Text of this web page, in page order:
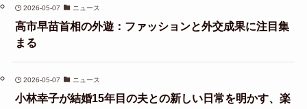
2026-05-07 ニュース
高市早苗首相の外遊：ファッションと外交成果に注目集
まる
2026-05-07 ニュース
小林幸子が結婚15年目の夫との新しい日常を明かす、楽